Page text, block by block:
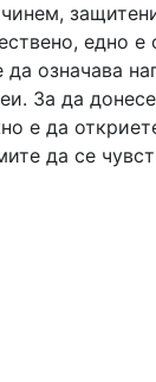
едно е
означава
За да
е да
да се